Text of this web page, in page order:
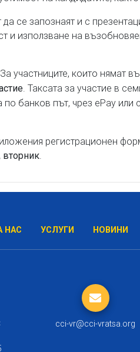
се запознаят и с
и използване на
участниците, които нямат
. Таксата за участие в
банков път, чрез ePay или
регистрационен
вторник.
НАС УСЛУГИ НОВИНИ
cci-vr@cci-vratsa.org